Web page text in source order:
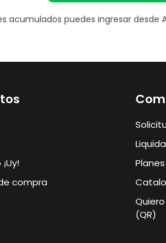
acumulados puedes ingresar
compra
Planes
(QR)